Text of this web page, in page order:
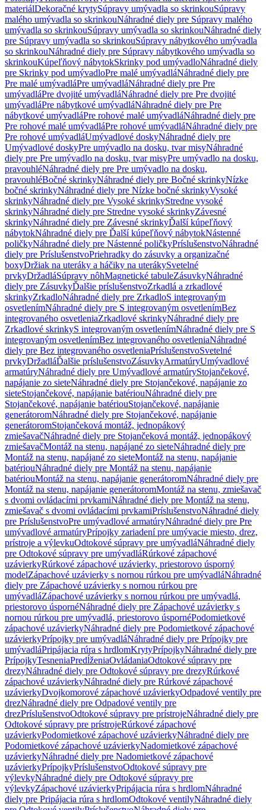
materiálDekoračné krytySúpravy umývadla so skrinkouSúpravy
malého umývadla so skrinkouNáhradné diely pre Súpravy malého
umývadla so skrinkouSúpravy umývadla so skrinkouNáhradné diely
pre Súpravy umývadla so skrinkouSúpravy nábytkového umývadla
so skrinkouNáhradné diely pre Súpravy nábytkového umývadla so
skrinkouKúpeľňový nábytokSkrinky pod umývadloNáhradné diely
pre Skrinky pod umývadloPre malé umývadláNáhradné diely pre
Pre malé umývadláPre umývadláNáhradné diely pre Pre
umývadláPre dvojité umývadláNáhradné diely pre Pre dvojité
umývadláPre nábytkové umývadláNáhradné diely pre Pre
nábytkové umývadláPre rohové malé umývadláNáhradné diely pre
Pre rohové malé umývadláPre rohové umývadláNáhradné diely pre
Pre rohové umývadláUmývadlové doskyNáhradné diely pre
Umývadlové doskyPre umývadlo na dosku, tvar misyNáhradné
diely pre Pre umývadlo na dosku, tvar misyPre umývadlo na dosku,
pravouhléNáhradné diely pre Pre umývadlo na dosku,
pravouhléBočné skrinkyNáhradné diely pre Bočné skrinkyNízke
bočné skrinkyNáhradné diely pre Nízke bočné skrinkyVysoké
skrinkyNáhradné diely pre Vysoké skrinkyStredne vysoké
skrinkyNáhradné diely pre Stredne vysoké skrinkyZávesné
skrinkyNáhradné diely pre Závesné skrinkyĎalší kúpeľňový
nábytokNáhradné diely pre Ďalší kúpeľňový nábytokNástenné
poličkyNáhradné diely pre Nástenné poličkyPríslušenstvoNáhradné
diely pre PríslušenstvoPriehradky do zásuvky a organizačné
boxyDržiak na uteráky a háčiky na uterákySvetelné
prvkyDržadláSúpravy nôhMagnetické tabuleZásuvkyNáhradné
diely pre ZásuvkyĎalšie príslušenstvoZrkadlá a zrkadlové
skrinkyZrkadloNáhradné diely pre ZrkadloS integrovaným
osvetlenímNáhradné diely pre S integrovaným osvetlenímBez
integrovaného osvetleniaZrkadlové skrinkyNáhradné diely pre
Zrkadlové skrinkyS integrovaným osvetlenímNáhradné diely pre S
integrovaným osvetlenímBez integrovaného osvetleniaNáhradné
diely pre Bez integrovaného osvetleniaPríslušenstvoSvetelné
prvkyDržadláĎalšie príslušenstvoZásuvkyArmatúryUmývadlové
armatúryNáhradné diely pre Umývadlové armatúryStojančekové,
napájanie zo sieteNáhradné diely pre Stojančekové, napájanie zo
sieteStojančekové, napájanie batériouNáhradné diely pre
Stojančekové, napájanie batériouStojančekové, napájanie
generátoromNáhradné diely pre Stojančekové, napájanie
generátoromStojančeková montáž, jednopákový
zmiešavačNáhradné diely pre Stojančeková montáž, jednopákový
zmiešavačMontáž na stenu, napájané zo sieteNáhradné diely pre
Montáž na stenu, napájané zo sieteMontáž na stenu, napájanie
batériouNáhradné diely pre Montáž na stenu, napájanie
batériouMontáž na stenu, napájanie generátoromNáhradné diely pre
Montáž na stenu, napájanie generátoromMontáž na stenu, zmiešavač
s dvomi ovládacími prvkamiNáhradné diely pre Montáž na stenu,
zmiešavač s dvomi ovládacími prvkamiPríslušenstvoNáhradné diely
pre PríslušenstvoPre umývadlové armatúryNáhradné diely pre Pre
umývadlové armatúryPrípojky zariadení pre umývacie miesto, drez,
prístroje a výlevkuOdtokové súpravy pre umývadláNáhradné diely
pre Odtokové súpravy pre umývadláRúrkové zápachové
uzávierkyRúrkové zápachové uzávierky, priestorovo úsporný
modelZápachové uzávierky s nornou rúrkou pre umývadláNáhradné
diely pre Zápachové uzávierky s nornou rúrkou pre
umývadláZápachové uzávierky s nornou rúrkou pre umývadlá,
priestorovo úspornéNáhradné diely pre Zápachové uzávierky s
nornou rúrkou pre umývadlá, priestorovo úspornéPodomietkové
zápachové uzávierkyNáhradné diely pre Podomietkové zápachové
uzávierkyPrípojky pre umývadláNáhradné diely pre Prípojky pre
umývadláPripájacia rúra s hrdlomKrytyPrípojkyNáhradné diely pre
PrípojkyTesneniaPredĺženiaOvládaniaOdtokové súpravy pre
drezyNáhradné diely pre Odtokové súpravy pre drezyRúrkové
zápachové uzávierkyNáhradné diely pre Rúrkové zápachové
uzávierkyDvojkomorové zápachové uzávierkyOdpadové ventily pre
drezNáhradné diely pre Odpadové ventily pre
drezPríslušenstvoOdtokové súpravy pre prístrojeNáhradné diely pre
Odtokové súpravy pre prístrojeRúrkové zápachové
uzávierkyPodomietkové zápachové uzávierkyNáhradné diely pre
Podomietkové zápachové uzávierkyNadomietkové zápachové
uzávierkyNáhradné diely pre Nadomietkové zápachové
uzávierkyPrípojkyPríslušenstvoOdtokové súpravy pre
výlevkyNáhradné diely pre Odtokové súpravy pre
výlevkyZápachové uzávierkyPripájacia rúra s hrdlomNáhradné
diely pre Pripájacia rúra s hrdlomOdtokové ventilyNáhradné diely